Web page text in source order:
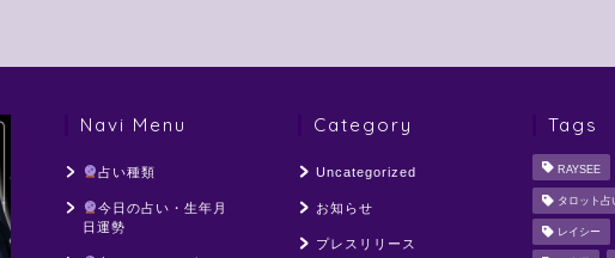
Navi Menu
占い種類
今日の占い・生年月
日運勢
Category
Uncategorized
お知らせ
プレスリリース
Tags
RAYSEE
タロット占
レイシー